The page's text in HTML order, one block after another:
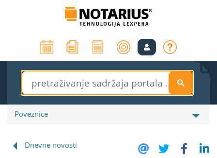
S
Poveznice
Dnevne novosti